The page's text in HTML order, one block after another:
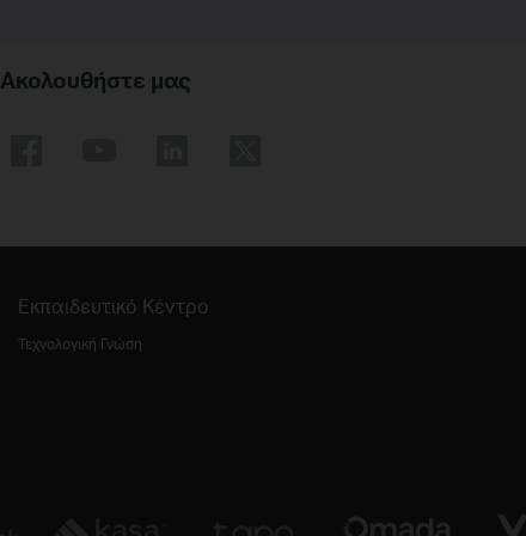
Ακολουθήστε μας
Εκπαιδευτικό Κέντρο
Τεχνολογική Γνώση